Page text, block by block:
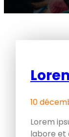
10
Lorem
labore et